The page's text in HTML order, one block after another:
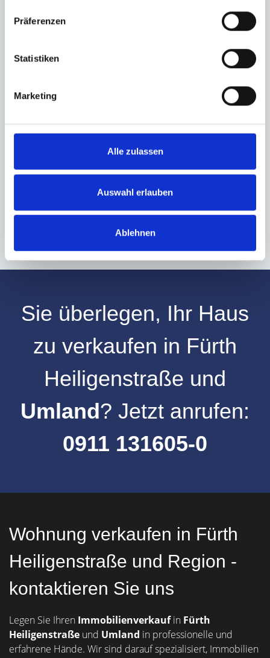
Präferenzen
Statistiken
Marketing
Alle zulassen
Auswahl erlauben
Ablehnen
Ich habe dieDatenschutzerklärungzur Kenntnis genommen. Ich stimme
zu, dass meine Angaben und Daten zur Beantwortung meiner Anfrage
Hinweis: Sie können Ihre Einwilligung jederzeit für die Zukunft per E-Mail
Sie überlegen, Ihr Haus
zu verkaufen in Fürth
Heiligenstraße und
Umland? Jetzt anrufen:
0911 131605-0
Wohnung verkaufen in Fürth
Heiligenstraße und Region -
kontaktieren Sie uns
Legen Sie Ihren Immobilienverkaufin Fürth
Heiligenstraße und Umland in professionelle und
erfahrene Hände. Wir sind darauf spezialisiert, Immobilien